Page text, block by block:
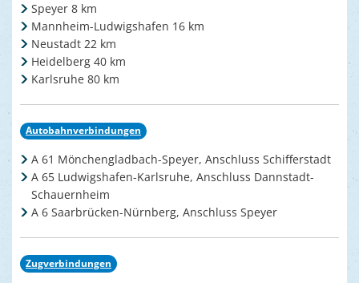
Speyer 8 km
Mannheim-Ludwigshafen 16 km
Neustadt 22 km
Heidelberg 40 km
Karlsruhe 80 km
Autobahnverbindungen
A 61 Mönchengladbach-Speyer, Anschluss Schifferstadt
A 65 Ludwigshafen-Karlsruhe, Anschluss Dannstadt-
Schauernheim
A 6 Saarbrücken-Nürnberg, Anschluss Speyer
Zugverbindungen